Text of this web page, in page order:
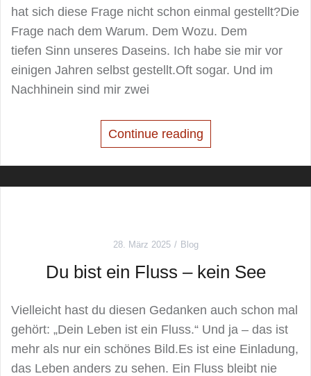
hat sich diese Frage nicht schon einmal gestellt?Die
Frage nach dem Warum. Dem Wozu. Dem
tiefen Sinn unseres Daseins. Ich habe sie mir vor
einigen Jahren selbst gestellt.Oft sogar. Und im
Nachhinein sind mir zwei
Continue reading
28. März 2025 Blog
Du bist ein Fluss – kein See
Vielleicht hast du diesen Gedanken auch schon mal
gehört: „Dein Leben ist ein Fluss.“ Und ja – das ist
mehr als nur ein schönes Bild.Es ist eine Einladung,
das Leben anders zu sehen. Ein Fluss bleibt nie